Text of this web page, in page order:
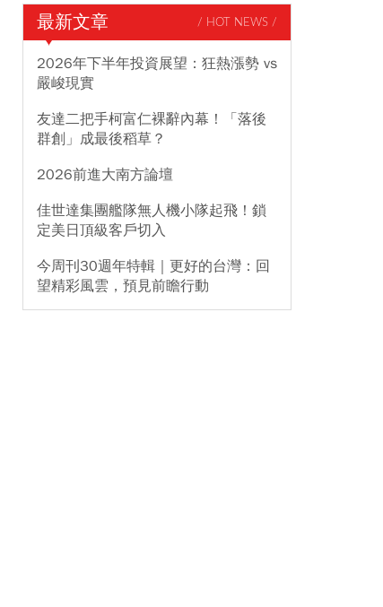
最新文章 / HOT NEWS /
2026年下半年投資展望：狂熱漲勢 vs
嚴峻現實
友達二把手柯富仁裸辭內幕！「落後
群創」成最後稻草？
2026前進大南方論壇
佳世達集團艦隊無人機小隊起飛！鎖
定美日頂級客戶切入
今周刊30週年特輯｜更好的台灣：回
望精彩風雲，預見前瞻行動